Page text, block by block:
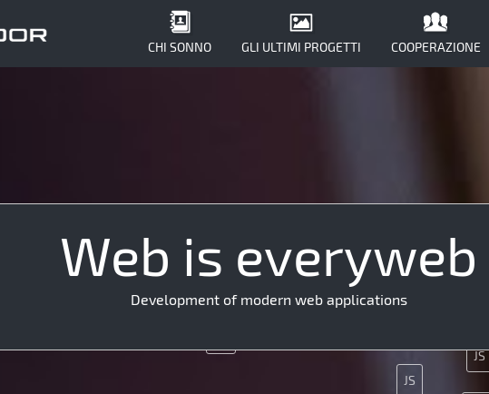
CHI SONNO GLI ULTIMI PROGETTI COOPERAZIONE
JS
JQuery
SMM
JS
SEO
Web is everyweb
Development of modern web applications